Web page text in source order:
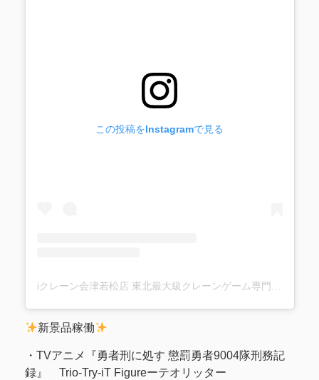
この投稿をInstagramで見る
iクレーン会津若松店 東北最大級クレーンゲーム専門店(@ufo_aizu)がシェアした投稿
新景品稼働
・TVアニメ『勇者刑に処す 懲罰勇者9004隊刑務記
録』 Trio-Try-iT Figureーテオリッター